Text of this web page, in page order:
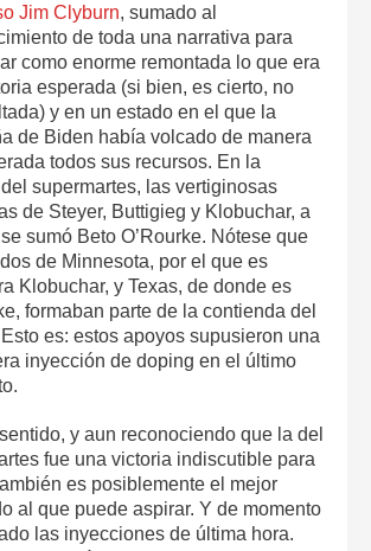
Jim Clyburn, sumado al
de toda una narrativa para
como enorme remontada lo que era
esperada (si bien, es cierto, no
y en un estado en el que la
de Biden había volcado de manera
todos sus recursos. En la
supermartes, las vertiginosas
de Steyer, Buttigieg y Klobuchar, a
sumó Beto O’Rourke. Nótese que
de Minnesota, por el que es
Klobuchar, y Texas, de donde es
formaban parte de la contienda del
es: estos apoyos supusieron una
inyección de doping en el último
y aun reconociendo que la del
fue una victoria indiscutible para
es posiblemente el mejor
al que puede aspirar. Y de momento
las inyecciones de última hora.